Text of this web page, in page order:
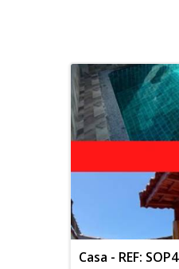
Casa - REF: SOP4